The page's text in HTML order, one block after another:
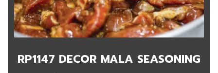
RP1147 DECOR MALA SEASONING